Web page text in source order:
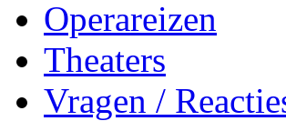
Operareizen
Theaters
Vragen /